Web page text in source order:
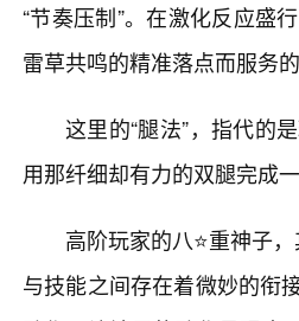
“节奏压制”。在激化反应盛
雷草共鸣的精准落点而服务的
这里的“腿法”，指代的
用那纤细却有力的双腿完成
高阶玩家的八⭐重神子
与技能之间存在着微妙的衔